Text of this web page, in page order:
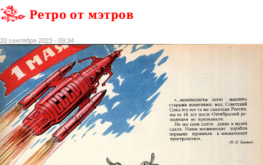
Ретро от мэтров
20 сентября 2023 - 09:34